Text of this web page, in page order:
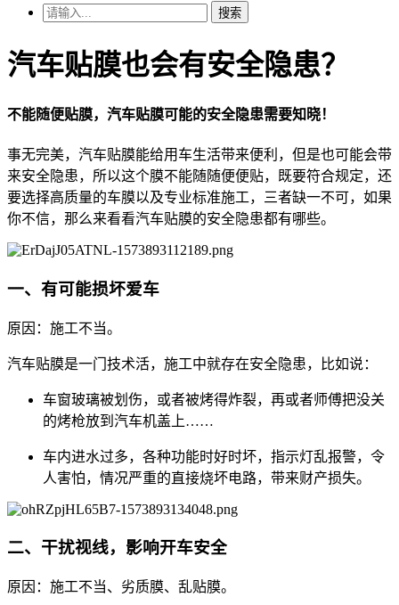
搜索
汽车贴膜也会有安全隐患？
不能随便贴膜，汽车贴膜可能的安全隐患需要知晓！
事无完美，汽车贴膜能给用车生活带来便利，但是也可能会带
来安全隐患，所以这个膜不能随随便便贴，既要符合规定，还
要选择高质量的车膜以及专业标准施工，三者缺一不可，如果
你不信，那么来看看汽车贴膜的安全隐患都有哪些。
一、有可能损坏爱车
原因：施工不当。
汽车贴膜是一门技术活，施工中就存在安全隐患，比如说：
车窗玻璃被划伤，或者被烤得炸裂，再或者师傅把没关
的烤枪放到汽车机盖上……
车内进水过多，各种功能时好时坏，指示灯乱报警，令
人害怕，情况严重的直接烧坏电路，带来财产损失。
二、干扰视线，影响开车安全
原因：施工不当、劣质膜、乱贴膜。